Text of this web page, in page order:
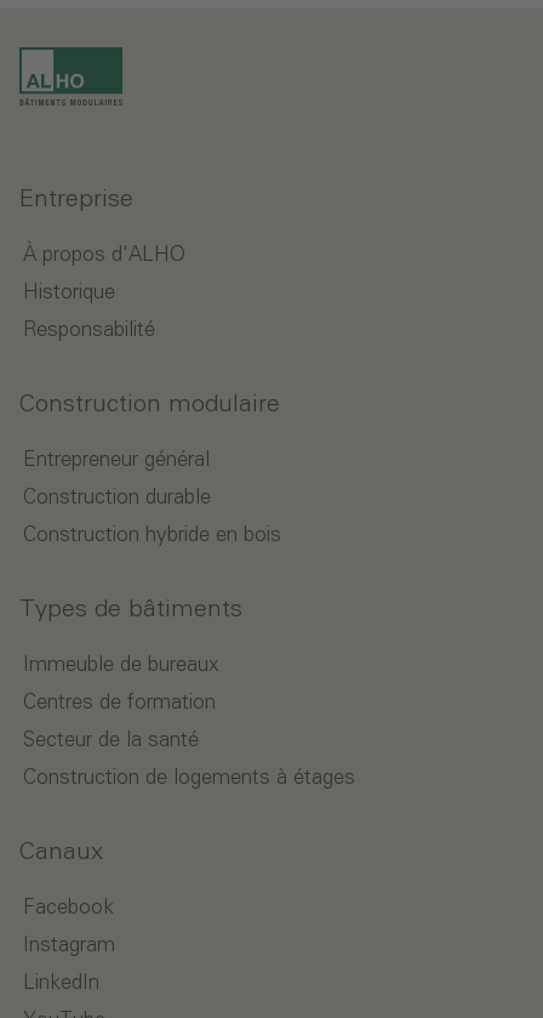
Entreprise
À propos d'ALHO
Historique
Responsabilité
Construction modulaire
Entrepreneur général
Construction durable
Construction hybride en bois
Types de bâtiments
Immeuble de bureaux
Centres de formation
Secteur de la santé
Construction de logements à étages
Canaux
Facebook
Instagram
LinkedIn